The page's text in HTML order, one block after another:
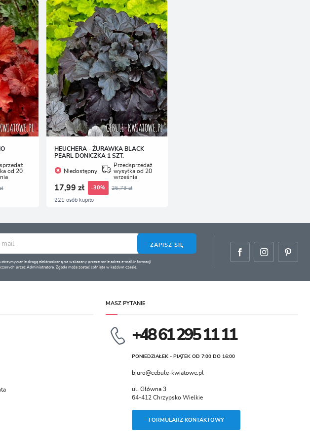
od 20
HEUCHERA - ŻURAWKA BLACK
PEARL DONICZKA 1 SZT.
Niedostępny
Przedsprzedaż
wysyłka od 20
września
17,99 zł -30% 25,73 zł
221 osób kupiło
ZAPISZ SIĘ
otrzymywanie drogą elektroniczną na wskazany przeze mnie adres e-mail informacji
przez Administratora. Zgoda może zostać cofnięta w każdym czasie.
MASZ PYTANIE
+48 61 295 11 11
PONIEDZIAŁEK - PIĄTEK OD 7:00 DO 16:00
biuro@cebule-kwiatowe.pl
ul. Główna 3
64-412 Chrzypsko Wielkie
FORMULARZ KONTAKTOWY